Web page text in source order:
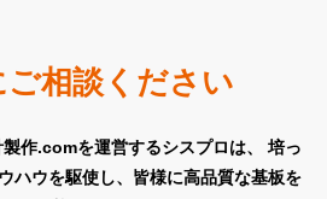
ご相談ください
作.comを運営するシスプロは、
培っ
ハウを駆使し、皆様に高品質な基板を